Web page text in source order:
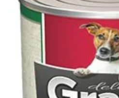
Dárkové poukazy
Klinika Veterix
777 319 516 (Po–Pá, 9–19h;
info@veterix.cz